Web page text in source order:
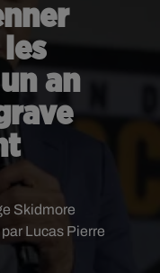
an
Lucas Pierre
Skidmore